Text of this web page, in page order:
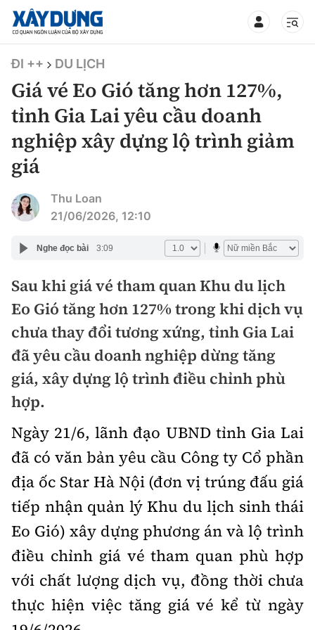
TIN BỘ XÂY DỰNG
CHUYÊN MỤC
Mới nhất
Thời sự
Chính trị
Xã hội
Chuyện dọc đường
Cải chính
Chỉ đạo điều hành
Quy hoạch kiến trúc
Vật liệu xây dựng
Giám định chất lượng
Quản lý đô thị
Giao thông
Quản lý
Đường bộ
Hàng không
Đường sắt
Đăng kiểm
Đường sắt tốc độ cao
Đường thủy
Hàng hải
Đường sắt đô thị
Kinh tế
Thị trường
Tài chính
Chứng khoán
Bảo hiểm
Doanh nghiệp
Pháp luật
An ninh hình sự
Điều tra
Pháp đình
Hỏi - Đáp
An toàn giao thông
Giao thông 24h
ATGT địa phương
Văn hóa giao thông
Chung tay vì ATGT
Chất lượng sống
Giáo dục
Y tế
Đời sống
Lao động - Công đoàn
Văn hóa - Giải Trí
Văn hóa
Showbiz
Điện ảnh
Thể thao
Bóng đá
Bình luận
Công nghệ
ĐI ++ DU LỊCH
Giá vé Eo Gió tăng hơn 127%,
tỉnh Gia Lai yêu cầu doanh
nghiệp xây dựng lộ trình giảm
giá
Thu Loan
21/06/2026, 12:10
Nghe đọc bài 3:09
Sau khi giá vé tham quan Khu du lịch
Eo Gió tăng hơn 127% trong khi dịch vụ
chưa thay đổi tương xứng, tỉnh Gia Lai
đã yêu cầu doanh nghiệp dừng tăng
giá, xây dựng lộ trình điều chỉnh phù
hợp.
Ngày 21/6, lãnh đạo UBND tỉnh Gia Lai
đã có văn bản yêu cầu Công ty Cổ phần
địa ốc Star Hà Nội (đơn vị trúng đấu giá
tiếp nhận quản lý Khu du lịch sinh thái
Eo Gió) xây dựng phương án và lộ trình
điều chỉnh giá vé tham quan phù hợp
với chất lượng dịch vụ, đồng thời chưa
thực hiện việc tăng giá vé kể từ ngày